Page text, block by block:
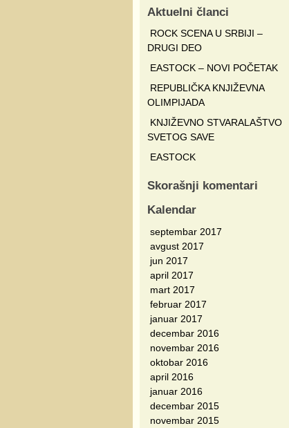
Aktuelni članci
ROCK SCENA U SRBIJI –
DRUGI DEO
EASTOCK – NOVI POČETAK
REPUBLIČKA KNJIŽEVNA
OLIMPIJADA
KNJIŽEVNO STVARALAŠTVO
SVETOG SAVE
EASTOCK
Skorašnji komentari
Kalendar
septembar 2017
avgust 2017
jun 2017
april 2017
mart 2017
februar 2017
januar 2017
decembar 2016
novembar 2016
oktobar 2016
april 2016
januar 2016
decembar 2015
novembar 2015